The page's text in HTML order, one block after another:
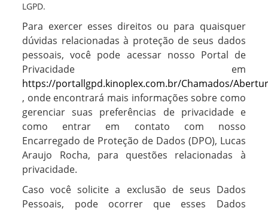
LGPD.
Para exercer esses direitos ou para quaisquer
dúvidas relacionadas à proteção de seus dados
pessoais, você pode acessar nosso Portal de
Privacidade em
https://portallgpd.kinoplex.com.br/Chamados/
, onde encontrará mais informações sobre como
gerenciar suas preferências de privacidade e
como entrar em contato com nosso
Encarregado de Proteção de Dados (DPO), Lucas
Araujo Rocha, para questões relacionadas à
privacidade.
Caso você solicite a exclusão de seus Dados
Pessoais, pode ocorrer que esses Dados